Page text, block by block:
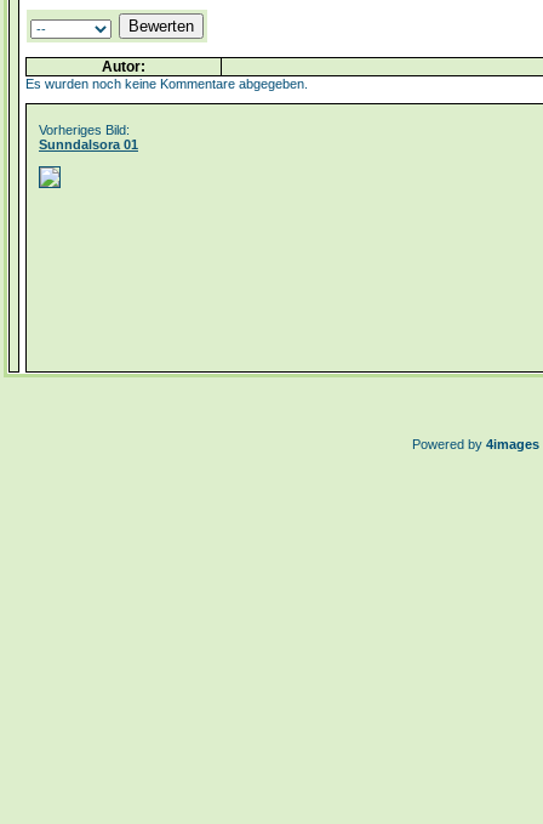
Autor:
Es wurden noch keine Kommentare abgegeben.
Vorheriges Bild:
Sunndalsora 01
Powered by 4images